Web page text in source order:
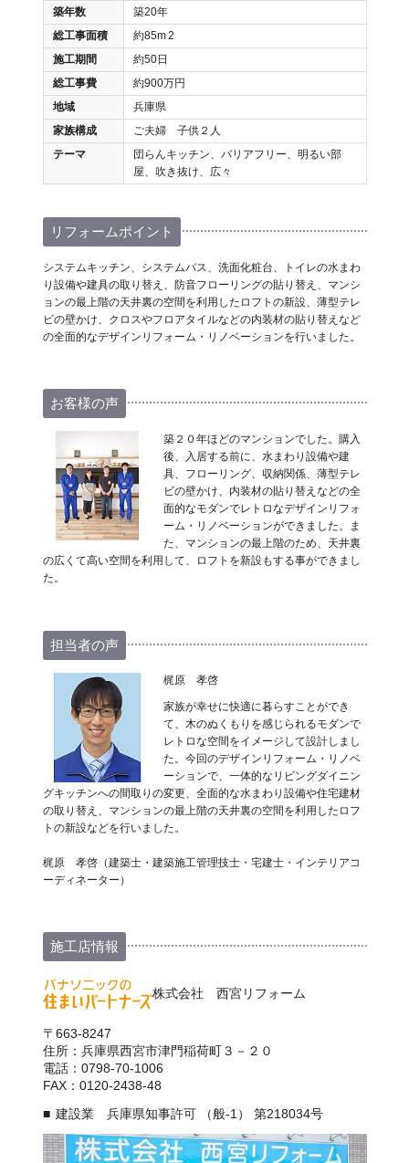
築年数
築20年
総工事面積
約85m2
施工期間
約50日
総工事費
約900万円
地域
兵庫県
家族構成
ご夫婦 子供２人
テーマ
団らんキッチン、バリアフリー、明るい部
屋、吹き抜け、広々
リフォームポイント
システムキッチン、システムバス、洗面化粧台、トイレの水まわ
り設備や建具の取り替え、防音フローリングの貼り替え、マンシ
ョンの最上階の天井裏の空間を利用したロフトの新設、薄型テレ
ビの壁かけ、クロスやフロアタイルなどの内装材の貼り替えなど
の全面的なデザインリフォーム・リノベーションを行いました。
お客様の声
築２０年ほどのマンションでした。購入
後、入居する前に、水まわり設備や建
具、フローリング、収納関係、薄型テレ
ビの壁かけ、内装材の貼り替えなどの全
面的なモダンでレトロなデザインリフォ
ーム・リノベーションができました。ま
た、マンションの最上階のため、天井裏
の広くて高い空間を利用して、ロフトを新設もする事ができまし
た。
担当者の声
梶原 孝啓
家族が幸せに快適に暮らすことができ
て、木のぬくもりを感じられるモダンで
レトロな空間をイメージして設計しまし
た。今回のデザインリフォーム・リノベ
ーションで、一体的なリビングダイニン
グキッチンへの間取りの変更、全面的な水まわり設備や住宅建材
の取り替え、マンションの最上階の天井裏の空間を利用したロフ
トの新設などを行いました。
梶原 孝啓（建築士・建築施工管理技士・宅建士・インテリアコ
ーディネーター）
施工店情報
株式会社 西宮リフォーム
〒663-8247
住所：兵庫県西宮市津門稲荷町３－２０
電話：0798-70-1006
FAX：0120-2438-48
建設業 兵庫県知事許可 （般-1） 第218034号